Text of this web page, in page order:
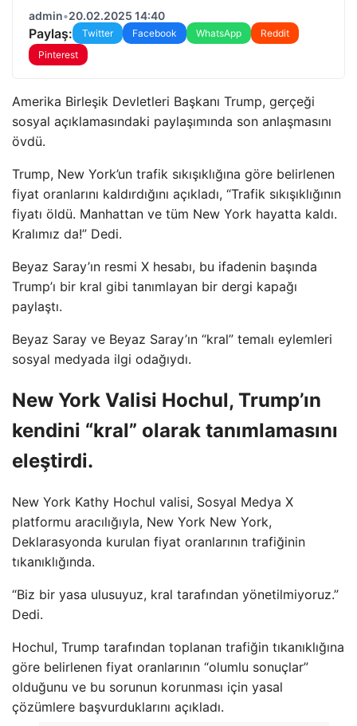
admin•20.02.2025 14:40
Paylaş: Twitter Facebook WhatsApp
Reddit
Pinterest
Amerika Birleşik Devletleri Başkanı Trump, gerçeği
sosyal açıklamasındaki paylaşımında son anlaşmasını
övdü.
Trump, New York’un trafik sıkışıklığına göre belirlenen
fiyat oranlarını kaldırdığını açıkladı, “Trafik sıkışıklığının
fiyatı öldü. Manhattan ve tüm New York hayatta kaldı.
Kralımız da!” Dedi.
Beyaz Saray’ın resmi X hesabı, bu ifadenin başında
Trump’ı bir kral gibi tanımlayan bir dergi kapağı
paylaştı.
Beyaz Saray ve Beyaz Saray’ın “kral” temalı eylemleri
sosyal medyada ilgi odağıydı.
New York Valisi Hochul, Trump’ın
kendini “kral” olarak tanımlamasını
eleştirdi.
New York Kathy Hochul valisi, Sosyal Medya X
platformu aracılığıyla, New York New York,
Deklarasyonda kurulan fiyat oranlarının trafiğinin
tıkanıklığında.
“Biz bir yasa ulusuyuz, kral tarafından yönetilmiyoruz.”
Dedi.
Hochul, Trump tarafından toplanan trafiğin tıkanıklığına
göre belirlenen fiyat oranlarının “olumlu sonuçlar”
olduğunu ve bu sorunun korunması için yasal
çözümlere başvurduklarını açıkladı.